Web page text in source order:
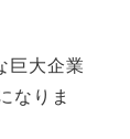
巨大企業
なりま